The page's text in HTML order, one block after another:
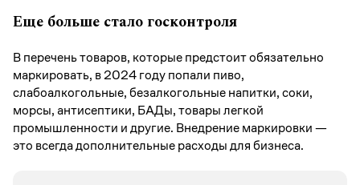
Еще больше стало госконтроля
В перечень товаров, которые предстоит обязательно
маркировать, в 2024 году попали пиво,
слабоалкогольные, безалкогольные напитки, соки,
морсы, антисептики, БАДы, товары легкой
промышленности и другие. Внедрение маркировки —
это всегда дополнительные расходы для бизнеса.